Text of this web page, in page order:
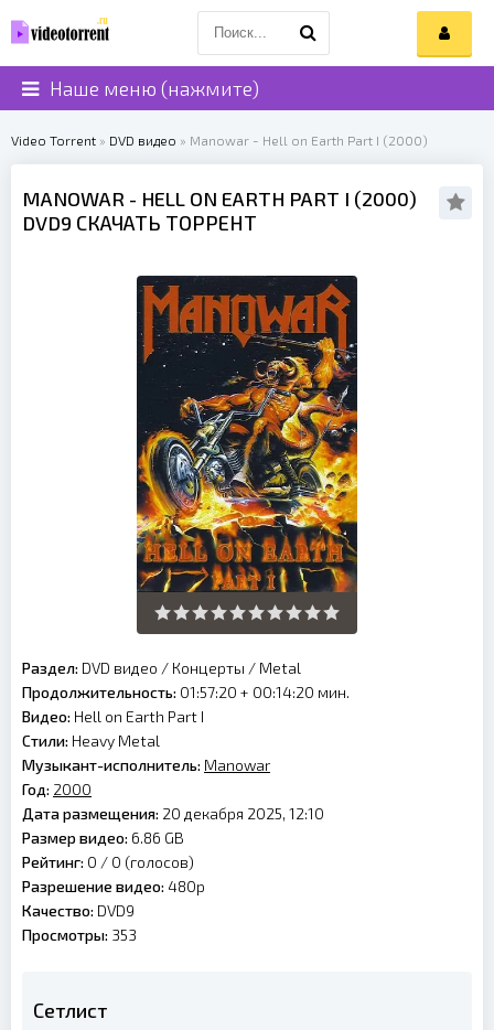
Наше меню (нажмите)
Video Torrent » DVD видео » Manowar - Hell on Earth Part I (2000)
MANOWAR - HELL ON EARTH PART I (2000)
DVD9 СКАЧАТЬ ТОРРЕНТ
Раздел: DVD видео / Концерты / Metal
Продолжительность: 01:57:20 + 00:14:20 мин.
Видео: Hell on Earth Part I
Стили: Heavy Metal
Музыкант-исполнитель: Manowar
Год: 2000
Дата размещения: 20 декабря 2025, 12:10
Размер видео: 6.86 GB
Рейтинг: 0 / 0 (голосов)
Разрешение видео: 480p
Качество: DVD9
Просмотры: 353
Сетлист